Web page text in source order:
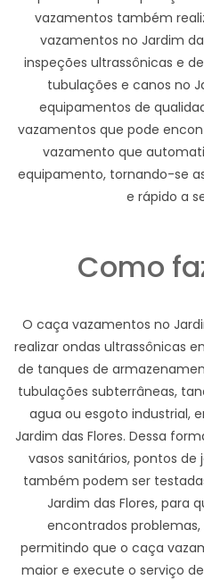
vazamentos também
vazamentos no Jardim
inspeções ultrassônicas e
tubulações e canos no
equipamentos de
vazamentos que pode
vazamento que
equipamento, tornando-se
e rápido a
Como
O caça vazamentos no
realizar ondas ultrassônicas
de tanques de
tubulações subterrâneas,
agua ou esgoto industrial,
Jardim das Flores. Dessa
vasos sanitários, pontos de
também podem ser
Jardim das Flores, para
encontrados
permitindo que o caça
maior e execute o serviço